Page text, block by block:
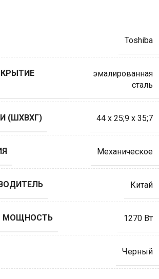
Toshiba
эмалированная
сталь
(ШXВXГ) 44 х 25;9 х 35;7
Механическое
Китай
МОЩНОСТЬ 1270 Вт
Черный